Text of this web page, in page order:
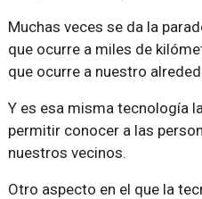
Muchas veces se da la
que ocurre a miles de
que ocurre a nuestro
Y es esa misma tecnología
permitir conocer a las
nuestros vecinos.
Otro aspecto en el que la